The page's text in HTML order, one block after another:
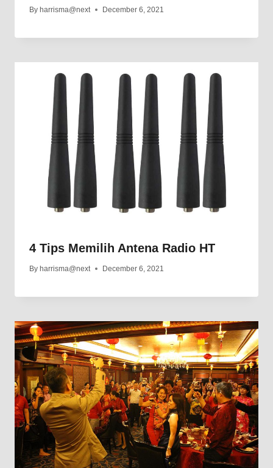
By harrisma@next December 6, 2021
4 Tips Memilih Antena Radio HT
By harrisma@next December 6, 2021